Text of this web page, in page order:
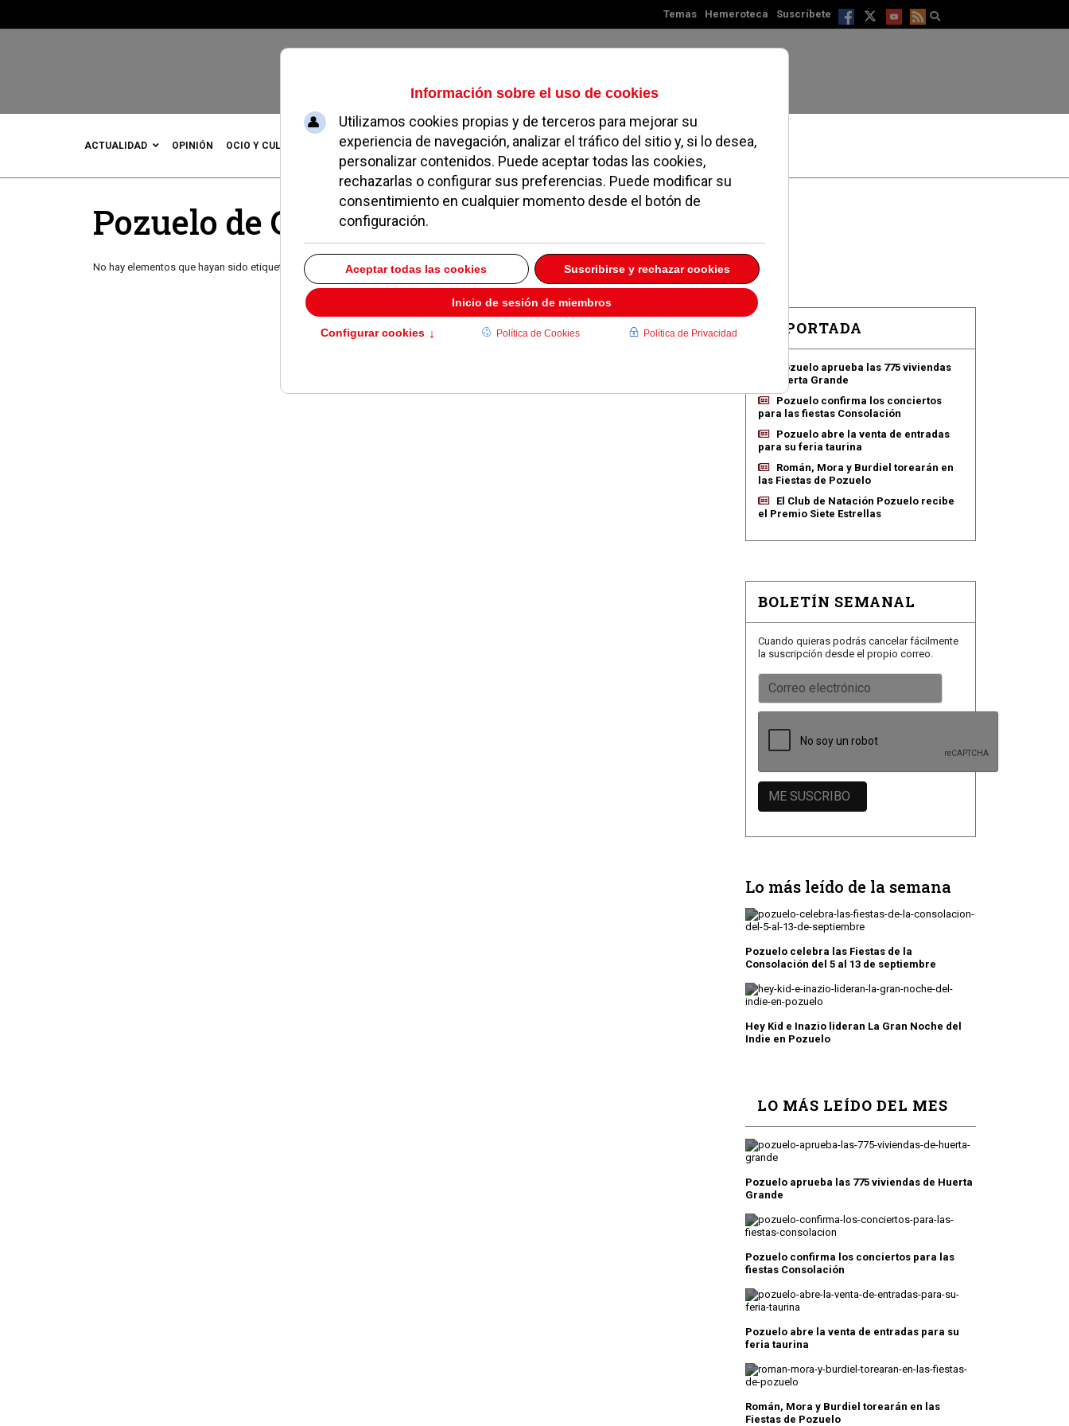
Temas Hemeroteca Suscríbete
Viernes, 07 de agosto de 2026
ACTUALIDAD OPINIÓN OCIO Y CULTURA DEPORTES MADRID NOROESTE SOCIEDAD MAGAZINE SERVICIOS
Pozuelo de Cuchara
No hay elementos que hayan sido etiquetados con esto
EN PORTADA
Pozuelo aprueba las 775 viviendas
de Huerta Grande
Pozuelo confirma los conciertos
para las fiestas Consolación
Pozuelo abre la venta de entradas
para su feria taurina
Román, Mora y Burdiel torearán en
las Fiestas de Pozuelo
El Club de Natación Pozuelo recibe
el Premio Siete Estrellas
BOLETÍN SEMANAL
Cuando quieras podrás cancelar fácilmente
la suscripción desde el propio correo.
Lo más leído de la semana
Pozuelo celebra las Fiestas de la
Consolación del 5 al 13 de septiembre
Hey Kid e Inazio lideran La Gran Noche del
Indie en Pozuelo
LO MÁS LEÍDO DEL MES
Pozuelo aprueba las 775 viviendas de Huerta
Grande
Pozuelo confirma los conciertos para las
fiestas Consolación
Pozuelo abre la venta de entradas para su
feria taurina
Román, Mora y Burdiel torearán en las
Fiestas de Pozuelo